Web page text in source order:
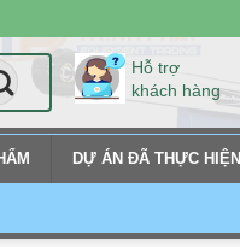
Hỗ trợ
khách hàng
DỰ ÁN ĐÃ THỰC HIỆN